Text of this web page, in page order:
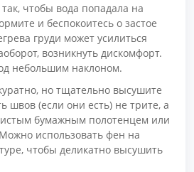
чтобы вода попадала на
и беспокоитесь о застое
груди может усилиться
возникнуть дискомфорт.
небольшим наклоном.
но тщательно высушите
швов (если они есть) не трите, а
бумажным полотенцем или
использовать фен на
чтобы деликатно высушить